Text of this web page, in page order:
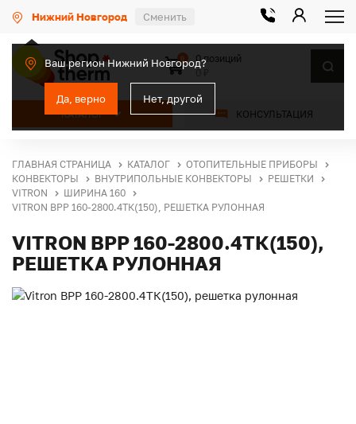
Нижний Новгород Сменить
Ваш регион Нижний Новгород?
Да, верно Нет, другой
КАТАЛОГ КОНСУЛЬТАЦИЯ
0
0 позиций
ГЛАВНАЯ СТРАНИЦА КАТАЛОГ
ОТОПИТЕЛЬНЫЕ ПРИБОРЫ
КОНВЕКТОРЫ
ВНУТРИПОЛЬНЫЕ КОНВЕКТОРЫ
РЕШЕТКИ
VITRON
ШИРИНА 160
VITRON ВРР 160-2800.4ТК(150), РЕШЕТКА РУЛОННАЯ
VITRON ВРР 160-2800.4ТК(150),
РЕШЕТКА РУЛОННАЯ